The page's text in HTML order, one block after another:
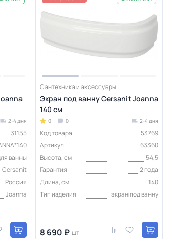
2-4 дня
31155
ванны
Cersanit
Россия
Joanna
Сантехника и аксессуары
Экран под ванну Cersanit Joanna
140 см
0 0 2-4 дня
Код товара
53769
Артикул
63360
Высота, см
54,5
Гарантия
2 года
Длина, см
140
Тип изделия
экран под ванну
8 690 ₽ шт